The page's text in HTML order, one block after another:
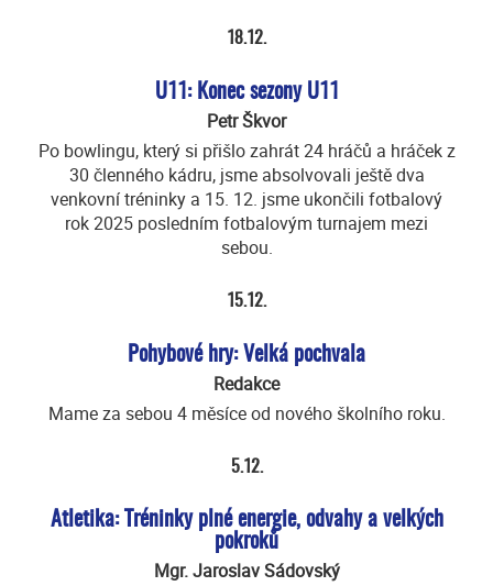
18.12.
U11: Konec sezony U11
Petr Škvor
Po bowlingu, který si přišlo zahrát 24 hráčů a hráček z
30 členného kádru, jsme absolvovali ještě dva
venkovní tréninky a 15. 12. jsme ukončili fotbalový
rok 2025 posledním fotbalovým turnajem mezi
sebou.
15.12.
Pohybové hry: Velká pochvala
Redakce
Mame za sebou 4 měsíce od nového školního roku.
5.12.
Atletika: Tréninky plné energie, odvahy a velkých
pokroků
Mgr. Jaroslav Sádovský